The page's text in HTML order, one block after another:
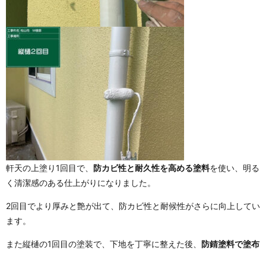
軒天の上塗り1回目で、 防カビ性と耐久性を高める塗料を使い、明る
く清潔感のある仕上がりになりました。
2回目でより厚みと艶が出て、防カビ性と耐候性がさらに向上してい
ます。
また縦樋の1回目の塗装で、下地を丁寧に整えた後、
防錆塗料で塗布